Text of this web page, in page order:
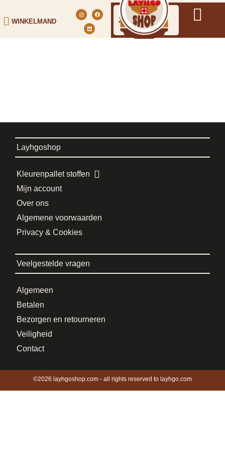
WINKELMAND
Layhgoshop
Kleurenpallet stoffen
Mijn account
Over ons
Algemene voorwaarden
Privacy & Cookies
Veelgestelde vragen
Algemeen
Betalen
Bezorgen en retourneren
Veiligheid
Contact
©2026 layhgoshop.com - all rights reserved to layhgo.com